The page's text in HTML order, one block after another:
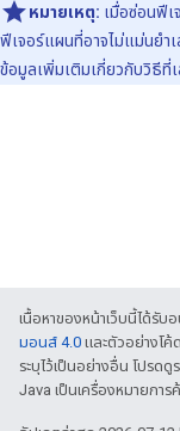
หมายเหตุ: เมื่อซ่อนฟี
ฟีเจอร์แผนที่อาจไม่แม่นยำ
ข้อมูลเพิ่มเติมเกี่ยวกับวิธีที่
เนื้อหาของหน้าเว็บนี้ได้รับ
มอนส์ 4.0 และตัวอย่างโ
ระบุไว้เป็นอย่างอื่น โปรดดู
Java เป็นเครื่องหมายการ